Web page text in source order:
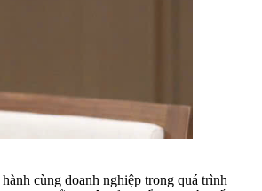
cùng doanh nghiệp trong quá trình